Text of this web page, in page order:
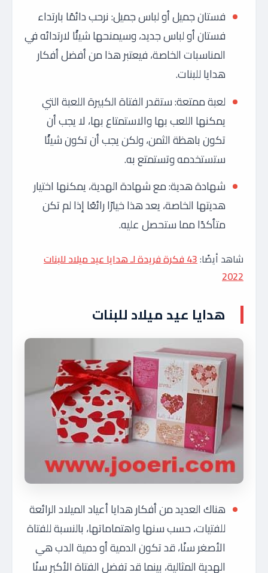
فستان جميل أو لباس جميل: نرحب دائمًا بارتداء
فستان أو لباس جديد، وسيمنحها شيئًا لارتدائه في
المناسبات الخاصة، فيعتبر هذا من أفضل أفكار
هدايا للبنات.
لعبة ممتعة: ستقدر الفتاة الكبيرة اللعبة التي
يمكنها اللعب بها والاستمتاع بها، لا يجب أن
تكون باهظة الثمن، ولكن يجب أن تكون شيئًا
ستستخدمه وتستمتع به.
شهادة هدية: مع شهادة الهدية، يمكنها اختيار
هديتها الخاصة، يعد هذا خيارًا رائعًا إذا لم تكن
متأكدًا مما ستحصل عليه.
شاهد أيضًا:
43 فكرة فريدة لـ هدايا عيد ميلاد للبنات
2022
هدايا عيد ميلاد للبنات
هناك العديد من أفكار هدايا أعياد الميلاد الرائعة
للفتيات، حسب سنها واهتماماتها، بالنسبة للفتاة
الأصغر سنًا، قد تكون الدمية أو دمية الدب هي
الهدية المثالية، بينما قد تفضل الفتاة الأكبر سنًا